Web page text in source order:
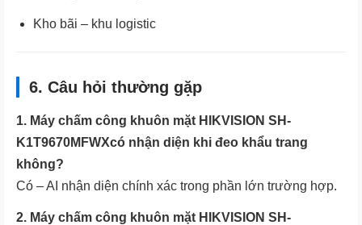
Kho bãi – khu logistic
6. Câu hỏi thường gặp
1. Máy chấm công khuôn mặt HIKVISION SH-
K1T9670MFWXcó nhận diện khi đeo khẩu trang
không?
Có – AI nhận diện chính xác trong phần lớn trường hợp.
2. Máy chấm công khuôn mặt HIKVISION SH-